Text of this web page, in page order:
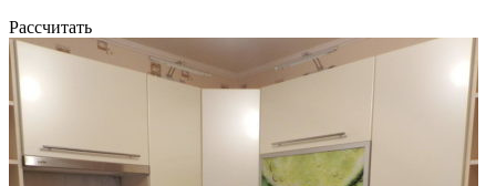
Рассчитать